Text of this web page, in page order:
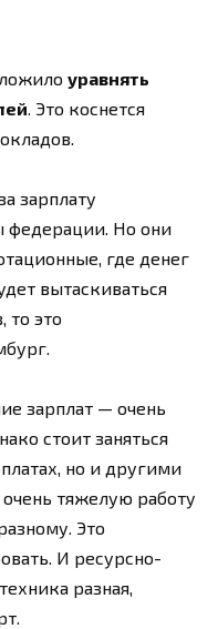
уравнять
. Это коснется
зарплату
федерации. Но они
где денег
вытаскиваться
то это
зарплат — очень
стоит заняться
но и другими
тяжелую работу
Это
И ресурсно-
разная,